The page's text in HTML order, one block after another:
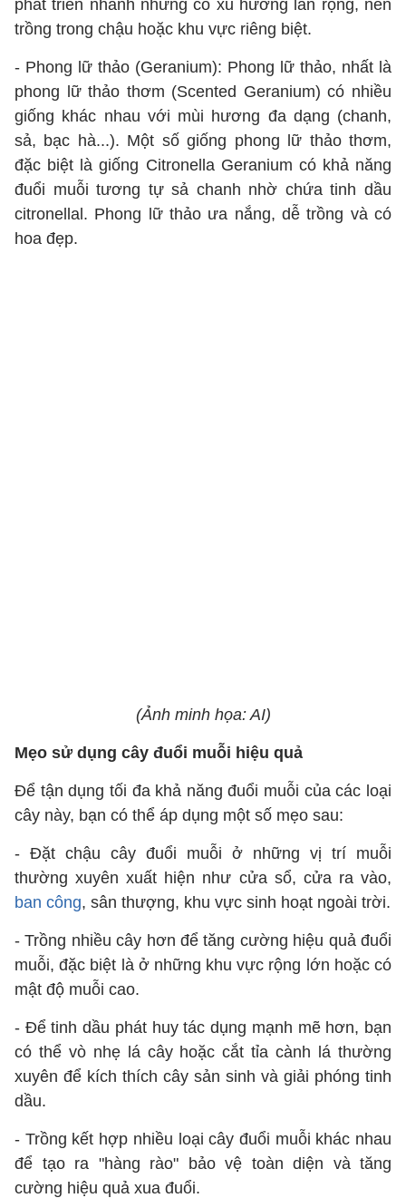
phát triển nhanh nhưng có xu hướng lan rộng, nên
trồng trong chậu hoặc khu vực riêng biệt.
- Phong lữ thảo (Geranium): Phong lữ thảo, nhất là
phong lữ thảo thơm (Scented Geranium) có nhiều
giống khác nhau với mùi hương đa dạng (chanh,
sả, bạc hà...). Một số giống phong lữ thảo thơm,
đặc biệt là giống Citronella Geranium có khả năng
đuổi muỗi tương tự sả chanh nhờ chứa tinh dầu
citronellal. Phong lữ thảo ưa nắng, dễ trồng và có
hoa đẹp.
(Ảnh minh họa: AI)
Mẹo sử dụng cây đuổi muỗi hiệu quả
Để tận dụng tối đa khả năng đuổi muỗi của các loại
cây này, bạn có thể áp dụng một số mẹo sau:
- Đặt chậu cây đuổi muỗi ở những vị trí muỗi
thường xuyên xuất hiện như cửa sổ, cửa ra vào,
ban công, sân thượng, khu vực sinh hoạt ngoài trời.
- Trồng nhiều cây hơn để tăng cường hiệu quả đuổi
muỗi, đặc biệt là ở những khu vực rộng lớn hoặc có
mật độ muỗi cao.
- Để tinh dầu phát huy tác dụng mạnh mẽ hơn, bạn
có thể vò nhẹ lá cây hoặc cắt tỉa cành lá thường
xuyên để kích thích cây sản sinh và giải phóng tinh
dầu.
- Trồng kết hợp nhiều loại cây đuổi muỗi khác nhau
để tạo ra "hàng rào" bảo vệ toàn diện và tăng
cường hiệu quả xua đuổi.